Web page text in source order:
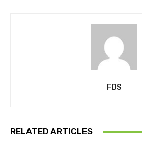
FDS
RELATED ARTICLES